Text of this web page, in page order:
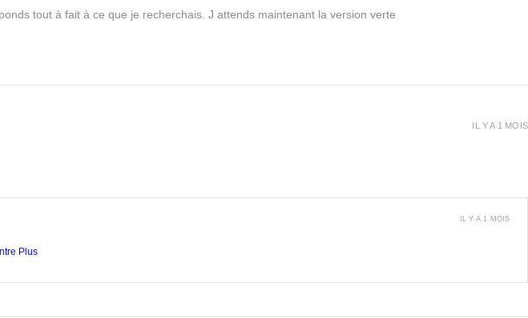
tout à fait à ce que je recherchais. J attends maintenant la version verte
IL Y A 1 MOIS
Plus
IL Y A 1 MOIS